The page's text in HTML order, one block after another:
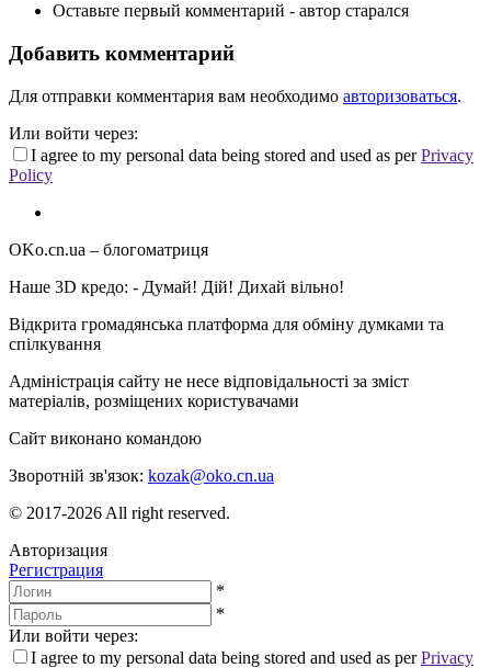
Оставьте первый комментарий - автор старался
Добавить комментарий
Для отправки комментария вам необходимо авторизоваться.
Или войти через:
I agree to my personal data being stored and used as perPrivacy
Policy
OKo.cn.ua – блогоматриця
Наше 3D кредо: - Думай! Дій! Дихай вільно!
Відкрита громадянська платформа для обміну думками та
спілкування
Адміністрація сайту не несе відповідальності за зміст
матеріалів, розміщених користувачами
Сайт виконано командою
Зворотній зв'язок: kozak@oko.cn.ua
© 2017-2026 All right reserved.
Авторизация
Регистрация
*
*
Или войти через:
I agree to my personal data being stored and used as perPrivacy